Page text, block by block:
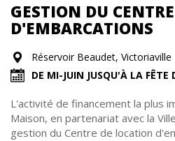
GESTION DU
D'EMBARCATIONS
Réservoir Beaudet, Victoriaville
DE MI-JUIN JUSQU'À LA FÊTE
L'activité de financement la plus
Maison, en partenariat avec la
gestion du Centre de location